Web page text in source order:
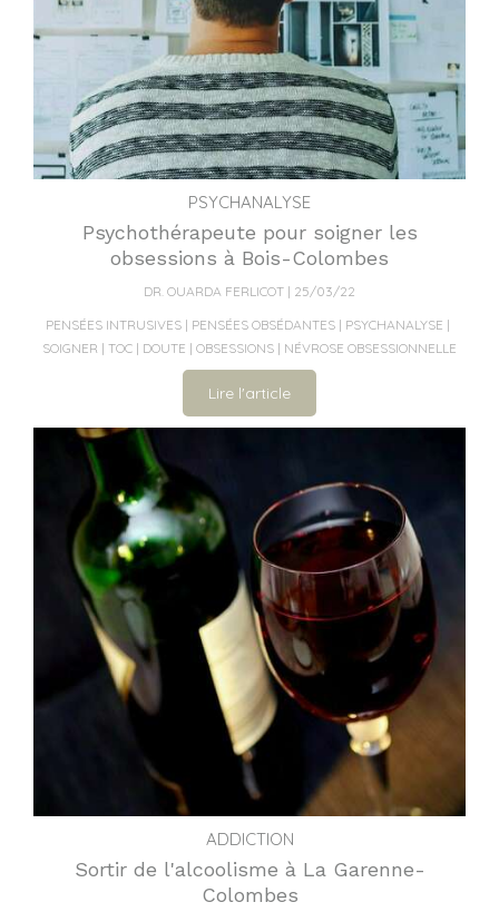
PSYCHANALYSE
Psychothérapeute pour soigner les
obsessions à Bois-Colombes
DR. OUARDA FERLICOT
25/03/22
PENSÉES INTRUSIVES
PENSÉES OBSÉDANTES
PSYCHANALYSE
SOIGNER
TOC DOUTE OBSESSIONS NÉVROSE OBSESSIONNELLE
Lire l'article
ADDICTION
Sortir de l'alcoolisme à La Garenne-
Colombes